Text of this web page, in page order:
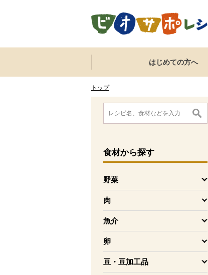
ここからサイト内共通メニューです。
サイト内共通メニューをスキップする
はじめての方へ
トップ
ここから消費材検索メニューです。
食材から探す
野菜
を開く
肉
を開く
魚介
を開く
卵
を開く
豆・豆加工品
を開く
消費材検索メニューここまで。
ここから本文です。